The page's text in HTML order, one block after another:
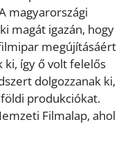
magyarországi
magát igazán, hogy
megújításáért
így ő volt felelős
dolgozzanak ki,
produkciókat.
Filmalap, ahol